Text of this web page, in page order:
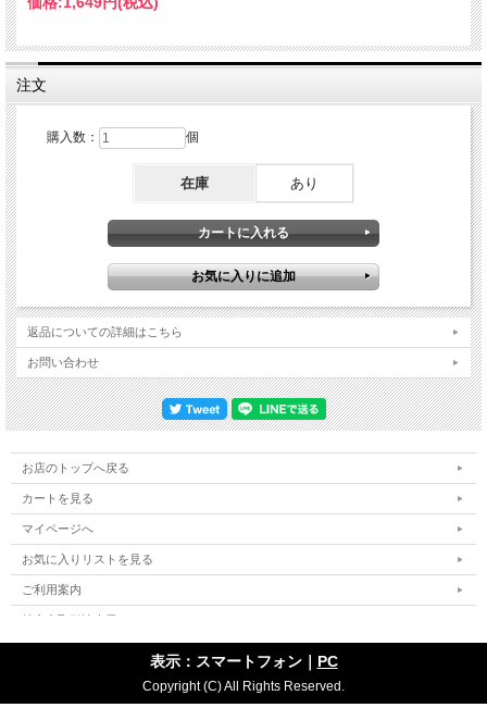
の「Highway To Hell」ではビリーまでもがピアノからエレキに持ち替えたハードロ
い。さらにアクセルはフィナーレの「You May Be Right」にも登場。またアメリカ
の名物TVスターのジミー・ファロンがライブ前半に登場してファイナルMSG公演
の興奮を煽りますが、残念ながら彼はMCのみの出演。彼もミック・ジャガーの物
真似が上手なだけに「Start Me Up」を彼に任せてもよかったのでは？と思えま
月前のMSGでもお姉ちゃんのデラと妹のレミーがステージに登場していました
が、その時は単にステージに上がってじゃれ合っていただけだったのに対し今回は
パフォーマンスに参加。そこは二人とも子供らしく最初はMSGの大観衆を前に戸
惑い気味ですが、ビリーに促されてお姉ちゃんの方が「My Life」を一緒に歌い始
めます。そうすると曲が進むにつれて彼女にどんどんスイッチが入ってステージを
歩き回りながら歌うわ、果てはお父さんとマイクを分け合うわの大活躍ぶり。あま
りにノリノリなお姉ちゃんの様子にMSGの観衆も大盛り上がり、何と言っても父
晴らしい。そしてこの日は「This Is The Time」という驚きのレア・レパートリー
も登場。トミー・バーンズがリードギターを弾きまくる様子もこれまた絶妙なアン
グルで捉えてくれています。一方おなじみ「River Of Dreams」の合間でクリスタ
レアなハプニングが。そこでもバンドは慌てることなく彼女の指示に合わせてお
り、その切り抜ける場面もこれまた見事なアングルで楽しめます。このようにラス
トのMSG公演に相応しいスペシャルな内容＆サプライズ満載の一夜を文字通り最
高のアングルで捉えてくれた最新ライブ映像。これまでもビリーMSG公演に関し
ては素晴らしい動画の数々が生み出されてきましたが、これはベストと言っても過
言ではない絶品映像です！Madison Square Garden, New York, NY, USA 25th July
Go Out on Broadway) 3. Pressure 4. The Entertainer 5. Zanzibar 6. Vienna 7.
Up 10. An Innocent Man 11. The Downeaster "Alexa" 12. Don't Ask Me Why 13. New
York State Of Mind 14. Allentown 15. This Is The Time COLOUR NTSC
Approx.76min. Disc 2 1. Introduction of Axl Rose 2. Live And Let Die (with Axl Rose)
3. Highway To Hell (with Axl Rose) 4. Movin' Out (Anthony's Song) 5. Only The
Good Die Young 6. The River Of Dreams 7. River Deep, Mountain High 8. The River
Of Dreams (reprise) 9. Nessun Dorma 10. Scenes From An Italian Restaurant 11.
Me 15. Big Shot 16. You May Be Right (with Axl Rose) COLOUR NTSC
注文
購入数： 個
在庫 あり
返品についての詳細はこちら
お問い合わせ
お店のトップへ戻る
カートを見る
マイページへ
お気に入りリストを見る
ご利用案内
特定商取引法表示
表示：スマートフォン｜ PC
Copyright (C) All Rights Reserved.